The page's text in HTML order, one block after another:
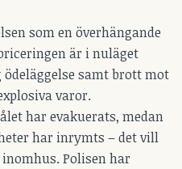
som en överhängande
är i nuläget
samt brott mot
varor.
har evakuerats, medan
har inrymts – det vill
Polisen har